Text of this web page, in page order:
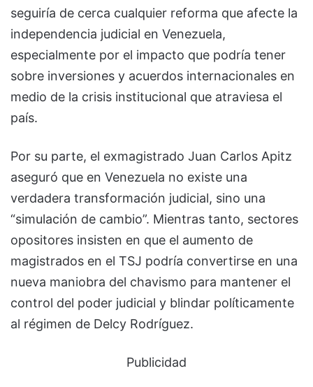
seguiría de cerca cualquier reforma que afecte la
independencia judicial en Venezuela,
especialmente por el impacto que podría tener
sobre inversiones y acuerdos internacionales en
medio de la crisis institucional que atraviesa el
país.
Por su parte, el exmagistrado Juan Carlos Apitz
aseguró que en Venezuela no existe una
verdadera transformación judicial, sino una
“simulación de cambio”. Mientras tanto, sectores
opositores insisten en que el aumento de
magistrados en el TSJ podría convertirse en una
nueva maniobra del chavismo para mantener el
control del poder judicial y blindar políticamente
al régimen de Delcy Rodríguez.
Publicidad